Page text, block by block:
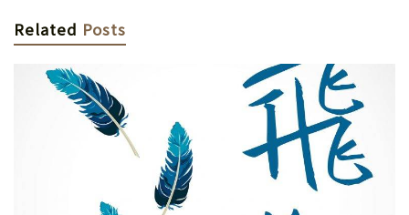
Related Posts